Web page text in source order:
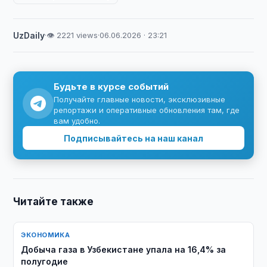
UzDaily·👁 2221 views·06.06.2026 · 23:21
Будьте в курсе событий
Получайте главные новости, эксклюзивные
репортажи и оперативные обновления там, где
вам удобно.
Подписывайтесь на наш канал
Читайте также
ЭКОНОМИКА
Добыча газа в Узбекистане упала на 16,4% за
полугодие